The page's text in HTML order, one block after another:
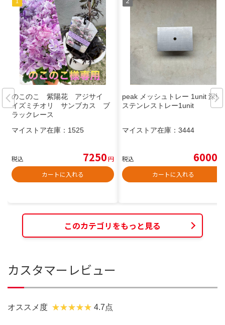
のこのこ 紫陽花 アジサイ
イズミチオリ サンブカス ブ
ラックレース
マイストア在庫： 1525
税込 7250円
カートに入れる
peak メッシュトレー 1unit 深型
ステンレストレー1unit
マイストア在庫： 3444
税込 6000
カートに入れる
このカテゴリをもっと見る
カスタマーレビュー
オススメ度 4.7点